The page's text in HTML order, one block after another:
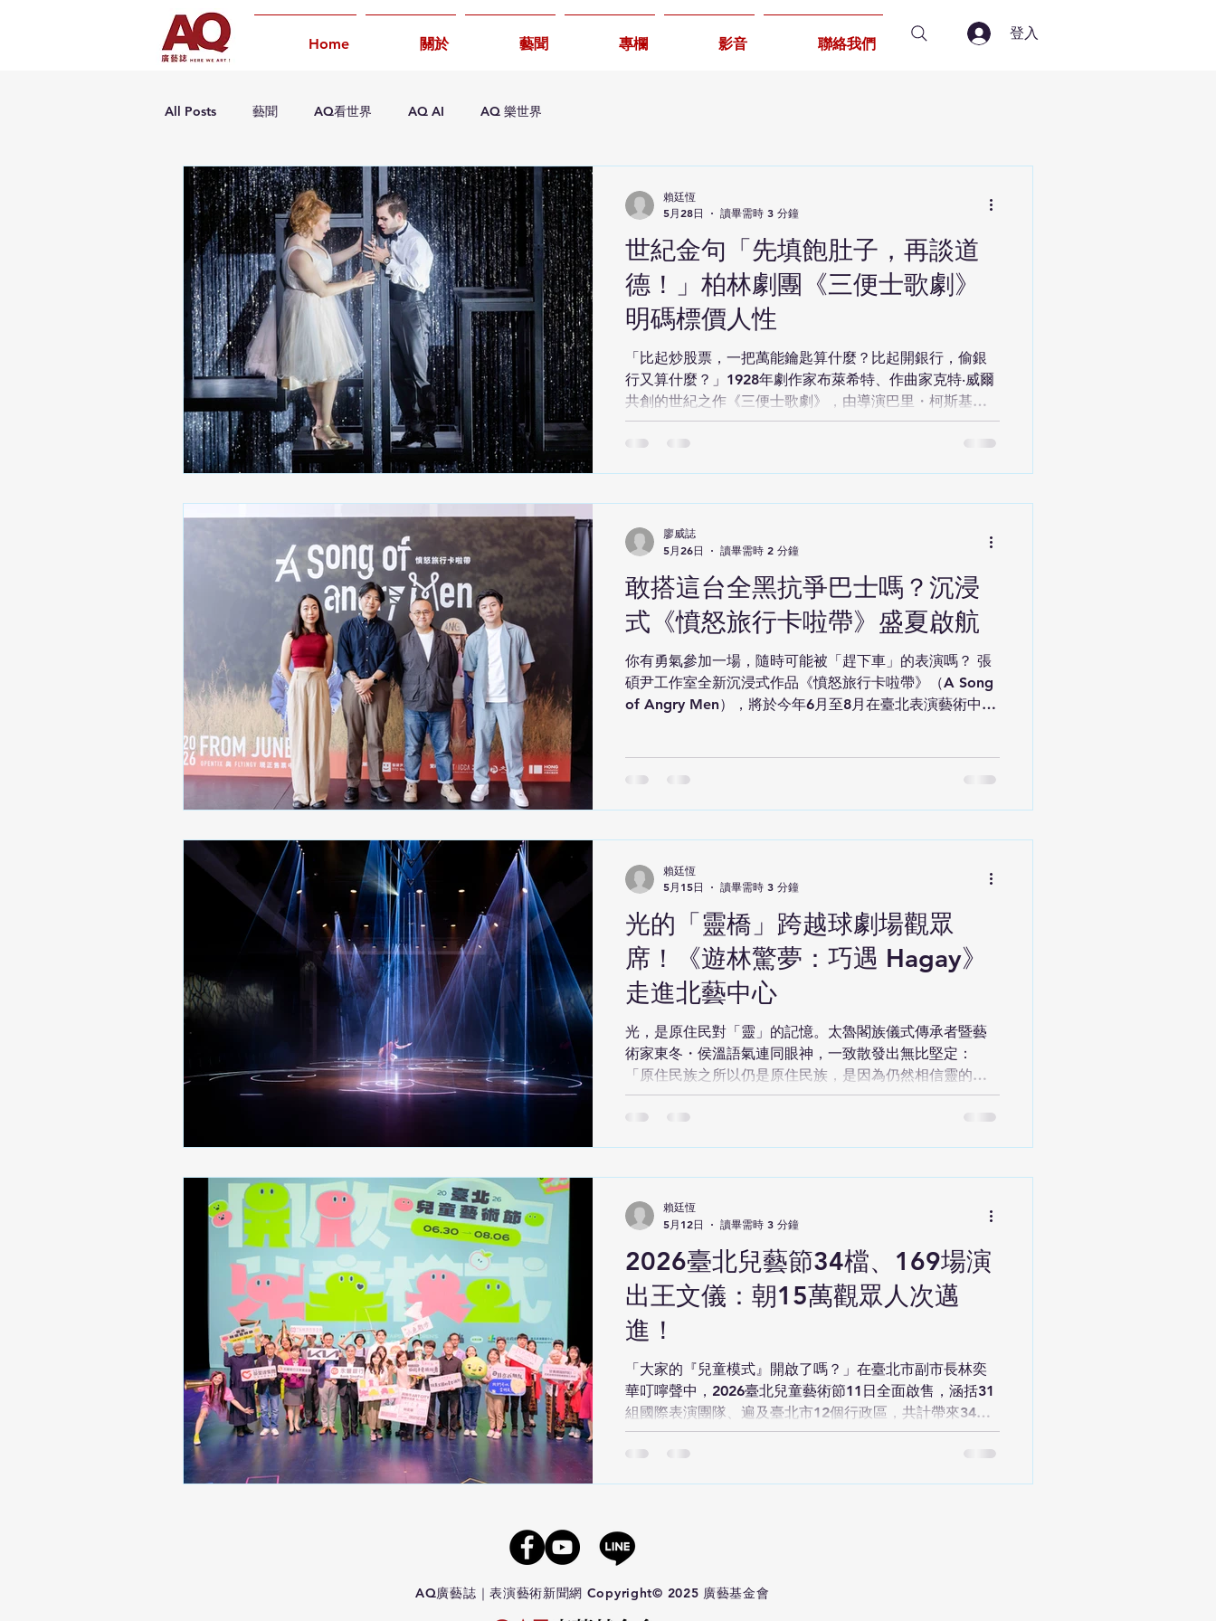
Home 關於 藝聞 專欄 影音 聯絡我們
登入
All Posts 藝聞 AQ看世界 AQ AI AQ 樂世界
世紀金句「先填飽肚子，再談道
德！」柏林劇團《三便士歌劇》
明碼標價人性
「比起炒股票，一把萬能鑰匙算什麼？比起開銀行，偷銀
行又算什麼？」1928年劇作家布萊希特、作曲家克特‧威爾
共創的世紀之作《三便士歌劇》，由導演巴里・柯斯基
（Barrie Kosky）攜手柏林劇團的首演地最新版本，5月29
至31日原裝來臺，於臺北表演藝術中心大劇院公演三場，
善，就連憐憫，也可當成「操控群眾的工具」；既然人性
都已明碼標價，由此不難體會劇中人的世紀金句「先填飽
肚子，再談道德！」 改編自18世紀英國作家約翰・蓋伊的
《乞丐歌劇》，《三便士歌劇》1928年於柏林首演，開演
前半小時，舞臺布景居然應聲倒塌近半，但並未就此成為
「劇場史上的災難」──主題曲〈大刀麥基〉隨即傳唱街
頭，威爾譜寫出深具感染力的音樂，配上布萊希特犀利如
刀、夠準夠狠的社會觀察與批判，奠定《三便士歌劇》傳
演百年的經典地位。隨著劇情發展，時而大刀恣意劈砍，
再換上手術刀劃開剖析資本主義的虛偽皮相，直球對決商
賴廷恆
5月28日
讀畢需時 3 分鐘
敢搭這台全黑抗爭巴士嗎？沉浸
式《憤怒旅行卡啦帶》盛夏啟航
你有勇氣參加一場，隨時可能被「趕下車」的表演嗎？ 張
碩尹工作室全新沉浸式作品《憤怒旅行卡啦帶》（A Song
of Angry Men），將於今年6月至8月在臺北表演藝術中心
都會收到一支手機，在多頻道空間聲音系統的引導下，正
抗爭行動 《憤怒旅行卡啦帶》故事從一場大樓倒塌事件展
開。長期遭遇政府與建商互踢皮球的居民們，最終組成自
救會，搭上抗議巴士準備展開談判。 只是，車上的每個人
都有不同立場。有人主張和平溝通，也有人認為必須採取
更激烈的手段。隨著情緒逐漸升高，觀眾將被分配到不同
群組，討論是否繼續抗爭、是否驅離特定乘客，甚至是否
該揪出「叛徒」。 手機投票會即時改變劇情方向，而部分
觀眾可能真的在演出途中被「趕下車」。當視覺逐漸退
場，聲音、情緒與群體壓力則一
廖威誌
5月26日
讀畢需時 2 分鐘
光的「靈橋」跨越球劇場觀眾
席！《遊林驚夢：巧遇 Hagay》
走進北藝中心
光，是原住民對「靈」的記憶。太魯閣族儀式傳承者暨藝
術家東冬・侯溫語氣連同眼神，一致散發出無比堅定：
「原住民族之所以仍是原住民族，是因為仍然相信靈的存
在！」由新媒體藝術家、電影導演鄭淑麗與東冬・侯溫攜
手創作的《遊林驚夢：巧遇 Hagay》，5月22至24日在 臺
原民樂舞，最終並打造一座光的「靈橋」跨越觀眾席、通
往高空，讓夢境由舞臺延伸至整個劇場空間。 「Hagay」
在太魯閣族文化中，意指超越單一性別且擁有獨特靈性、
能量者；至於「Gaya」既是建立太魯閣族人的靈觀、生命
觀、宇宙觀，也是太魯閣族人世代傳衍的思想場域。《遊
林驚夢：巧遇 Hagay》由太魯閣的山林傳說開展，一名獵
人獨自上山狩獵，遭逢大雨而躲進樹洞沉睡，醒來後走入
一座閃閃發光的神秘森林，遇見一群未著衣裳、優雅美
麗，彼此相擁、交疊的男性靈群，並向獵人自我介紹：
「我們是 Hagay」。 巧妙結合「Gaya」、科技薩滿主義
（Technoshamanism）概念，堪稱
賴廷恆
5月15日
讀畢需時 3 分鐘
2026臺北兒藝節34檔、169場演
出王文儀：朝15萬觀眾人次邁
進！
「大家的『兒童模式』開啟了嗎？」在臺北市副市長林奕
華叮嚀聲中，2026臺北兒童藝術節11日全面啟售，涵括31
組國際表演團隊、遍及臺北市12個行政區，共計帶來34
檔、169場演出；隨著演出場次與參與團隊逐年持續擴展，
繼去年13萬的參與人數創下新高，臺北表演藝術中心董事
月6日登場，向台北市民、大小朋友發出「開啟兒童模式」
的動員令。王文儀指出，今年特別強化「共融」、「參
與」，來自法國、澳洲、比利時、西班牙、印尼、泰國及
賴廷恆
5月12日
讀畢需時 3 分鐘
​AQ廣藝誌｜表演藝術新聞網 Copyright© 2025 廣藝基金會